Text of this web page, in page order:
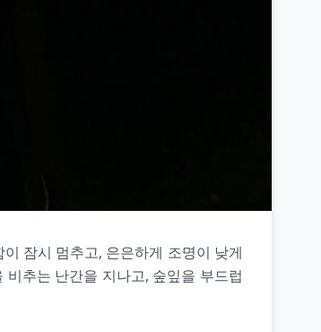
잠시 멈추고, 은은하게 조명이 낮게
추는 난간을 지나고, 숲잎을 부드럽